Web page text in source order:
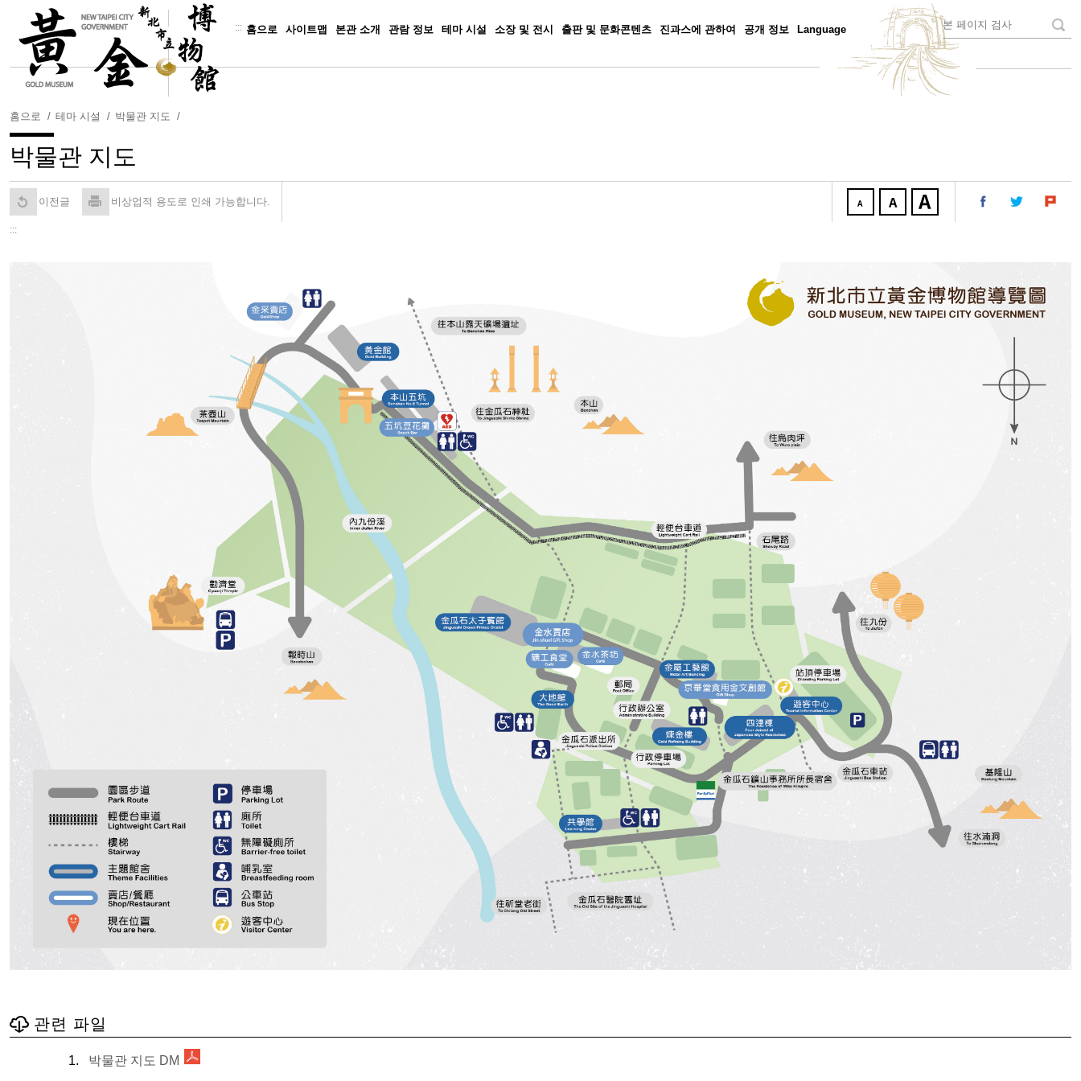
::: 홈으로 사이트맵 본관 소개 관람 정보 테마 시설 소장 및 전시 출판 및 문화콘텐츠 진과스에 관하여 공개 정보 Language
홈으로 테마 시설 박물관 지도
박물관 지도
이전글 비상업적 용도로 인쇄 가능합니다.
:::
관련 파일
박물관 지도 DM